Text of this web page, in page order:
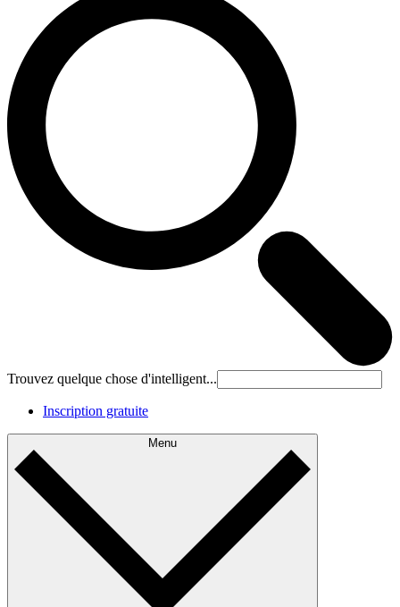
Trouvez quelque chose d'intelligent...
Inscription gratuite
Menu